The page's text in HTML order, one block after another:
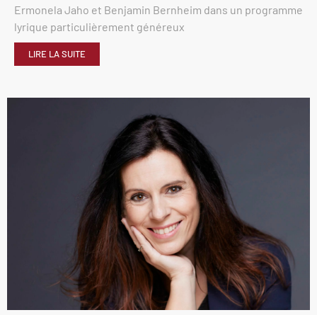
Ermonela Jaho et Benjamin Bernheim dans un programme
lyrique particulièrement généreux
LIRE LA SUITE